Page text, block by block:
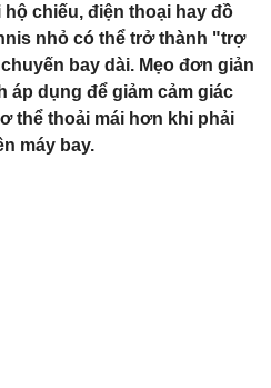
hộ chiếu, điện thoại hay đồ
nhỏ có thể trở thành "trợ
bay dài. Mẹo đơn giản
áp dụng để giảm cảm giác
thể thoải mái hơn khi phải
máy bay.